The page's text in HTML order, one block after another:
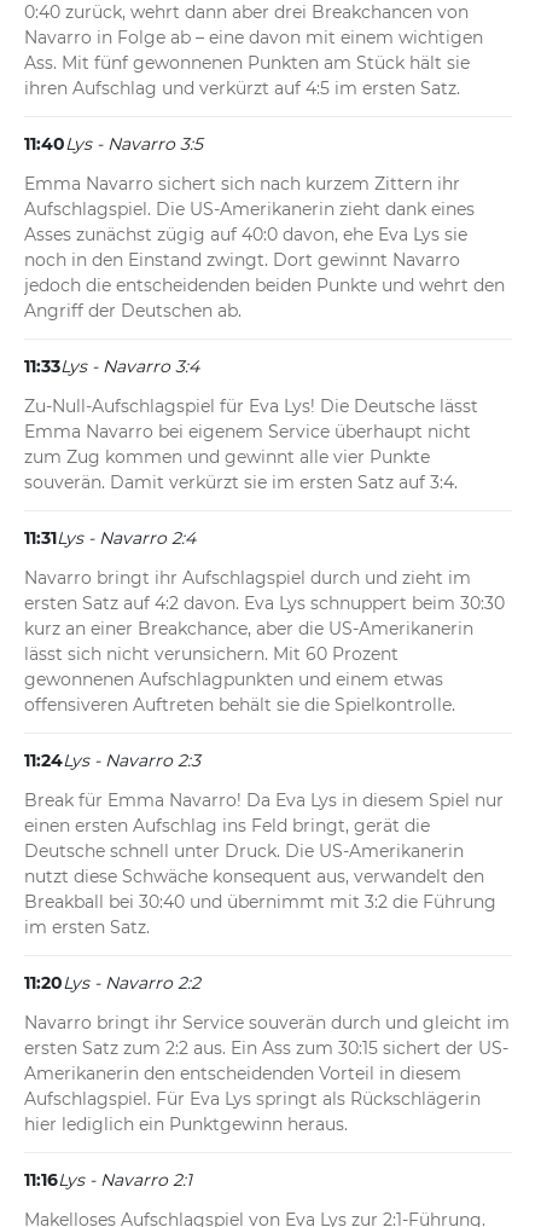
0:40 zurück, wehrt dann aber drei Breakchancen von
Navarro in Folge ab – eine davon mit einem wichtigen
Ass. Mit fünf gewonnenen Punkten am Stück hält sie
ihren Aufschlag und verkürzt auf 4:5 im ersten Satz.
11:40Lys - Navarro 3:5
Emma Navarro sichert sich nach kurzem Zittern ihr
Aufschlagspiel. Die US-Amerikanerin zieht dank eines
Asses zunächst zügig auf 40:0 davon, ehe Eva Lys sie
noch in den Einstand zwingt. Dort gewinnt Navarro
jedoch die entscheidenden beiden Punkte und wehrt den
Angriff der Deutschen ab.
11:33Lys - Navarro 3:4
Zu-Null-Aufschlagspiel für Eva Lys! Die Deutsche lässt
Emma Navarro bei eigenem Service überhaupt nicht
zum Zug kommen und gewinnt alle vier Punkte
souverän. Damit verkürzt sie im ersten Satz auf 3:4.
11:31Lys - Navarro 2:4
Navarro bringt ihr Aufschlagspiel durch und zieht im
ersten Satz auf 4:2 davon. Eva Lys schnuppert beim 30:30
kurz an einer Breakchance, aber die US-Amerikanerin
lässt sich nicht verunsichern. Mit 60 Prozent
gewonnenen Aufschlagpunkten und einem etwas
offensiveren Auftreten behält sie die Spielkontrolle.
11:24Lys - Navarro 2:3
Break für Emma Navarro! Da Eva Lys in diesem Spiel nur
einen ersten Aufschlag ins Feld bringt, gerät die
Deutsche schnell unter Druck. Die US-Amerikanerin
nutzt diese Schwäche konsequent aus, verwandelt den
Breakball bei 30:40 und übernimmt mit 3:2 die Führung
im ersten Satz.
11:20Lys - Navarro 2:2
Navarro bringt ihr Service souverän durch und gleicht im
ersten Satz zum 2:2 aus. Ein Ass zum 30:15 sichert der US-
Amerikanerin den entscheidenden Vorteil in diesem
Aufschlagspiel. Für Eva Lys springt als Rückschlägerin
hier lediglich ein Punktgewinn heraus.
11:16Lys - Navarro 2:1
Makelloses Aufschlagspiel von Eva Lys zur 2:1-Führung.